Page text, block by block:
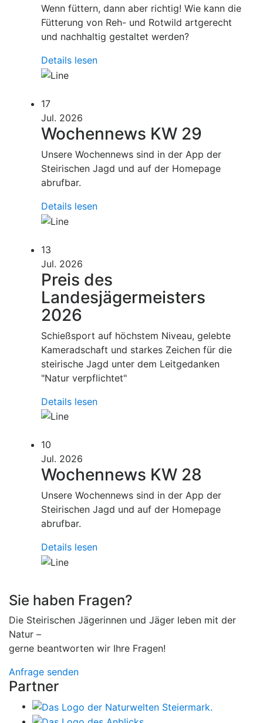
Wenn füttern, dann aber richtig! Wie kann die
Fütterung von Reh- und Rotwild artgerecht
und nachhaltig gestaltet werden?
Details lesen
17
Jul. 2026
Wochennews KW 29
Unsere Wochennews sind in der App der
Steirischen Jagd und auf der Homepage
abrufbar.
Details lesen
13
Jul. 2026
Preis des
Landesjägermeisters
2026
Schießsport auf höchstem Niveau, gelebte
Kameradschaft und starkes Zeichen für die
steirische Jagd unter dem Leitgedanken
"Natur verpflichtet"
Details lesen
10
Jul. 2026
Wochennews KW 28
Unsere Wochennews sind in der App der
Steirischen Jagd und auf der Homepage
abrufbar.
Details lesen
Sie haben Fragen?
Die Steirischen Jägerinnen und Jäger leben mit der
Natur –
gerne beantworten wir Ihre Fragen!
Anfrage senden
Partner